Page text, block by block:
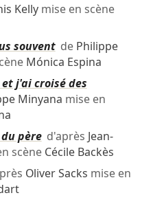
Kellymise en scène
souventde Philippe
Mónica Espina
j'ai croisé des
Minyana mise en
pèred'après Jean-
scène Cécile Backès
Oliver Sacks mise en